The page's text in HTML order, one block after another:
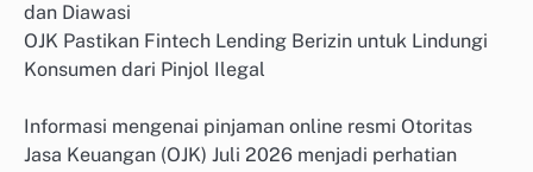
dan Diawasi
OJK Pastikan Fintech Lending Berizin untuk Lindungi
Konsumen dari Pinjol Ilegal
Informasi mengenai pinjaman online resmi Otoritas
Jasa Keuangan (OJK) Juli 2026 menjadi perhatian